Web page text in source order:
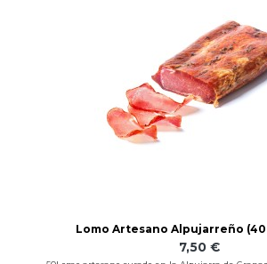
Lomo Artesano Alpujarreño
7,50 €